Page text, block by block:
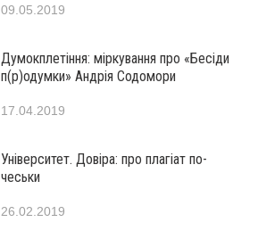
09.05.2019
Думокплетіння: міркування про «Бесіди
п(р)одумки» Андрія Содомори
17.04.2019
Університет. Довіра: про плагіат по-
чеськи
26.02.2019